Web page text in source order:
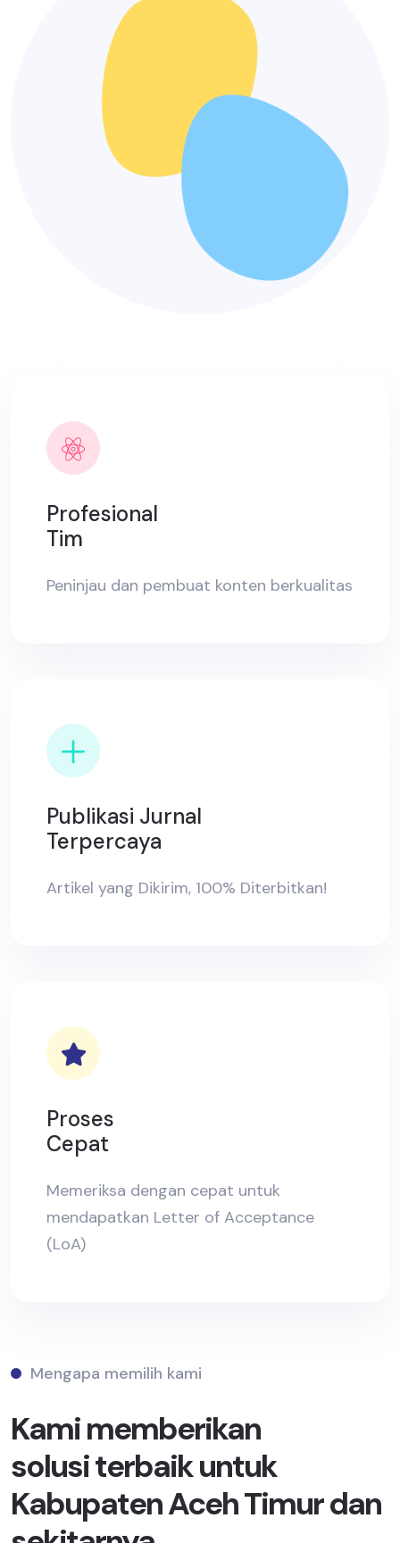
Profesional
Tim
Peninjau dan pembuat konten berkualitas
Publikasi Jurnal
Terpercaya
Artikel yang Dikirim, 100% Diterbitkan!
Proses
Cepat
Memeriksa dengan cepat untuk
mendapatkan Letter of Acceptance
(LoA)
Mengapa memilih kami
Kami memberikan
solusi terbaik untuk
Kabupaten Aceh Timur dan